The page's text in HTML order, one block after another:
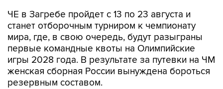
ЧЕ в Загребе пройдет с 13 по 23 августа и
станет отборочным турниром к чемпионату
мира, где, в свою очередь, будут разыграны
первые командные квоты на Олимпийские
игры 2028 года. В результате за путевки на ЧМ
женская сборная России вынуждена бороться
резервным составом.